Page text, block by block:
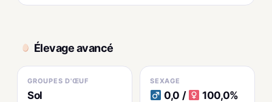
Élevage avancé
GROUPES D'ŒUF
Sol
SEXAGE
0,0 / 100,0%